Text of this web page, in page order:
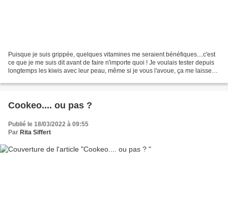
Puisque je suis grippée, quelques vitamines me seraient bénéfiques....c'est
ce que je me suis dit avant de faire n'importe quoi ! Je voulais tester depuis
longtemps les kiwis avec leur peau, même si je vous l'avoue, ça me laisse
Cookeo.... ou pas ?
Publié le 18/03/2022 à 09:55
Par Rita Siffert